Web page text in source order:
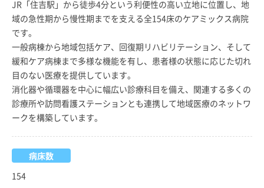
JR「住吉駅」から徒歩4分という利便性の高い立地に位置し、地
域の急性期から慢性期までを支える全154床のケアミックス病院
です。
一般病棟から地域包括ケア、回復期リハビリテーション、そして
緩和ケア病棟まで多様な機能を有し、患者様の状態に応じた切れ
目のない医療を提供しています。
消化器や循環器を中心に幅広い診療科目を備え、関連する多くの
診療所や訪問看護ステーションとも連携して地域医療のネットワ
ークを構築しています。
病床数
154